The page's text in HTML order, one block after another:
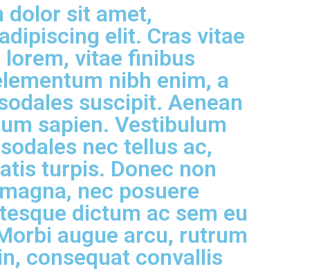
dolor sit amet,
elit. Cras vitae
lorem, vitae finibus
nibh enim, a
suscipit. Aenean
sapien. Vestibulum
nec tellus ac,
turpis. Donec non
nec posuere
dictum ac sem eu
augue arcu, rutrum
consequat convallis